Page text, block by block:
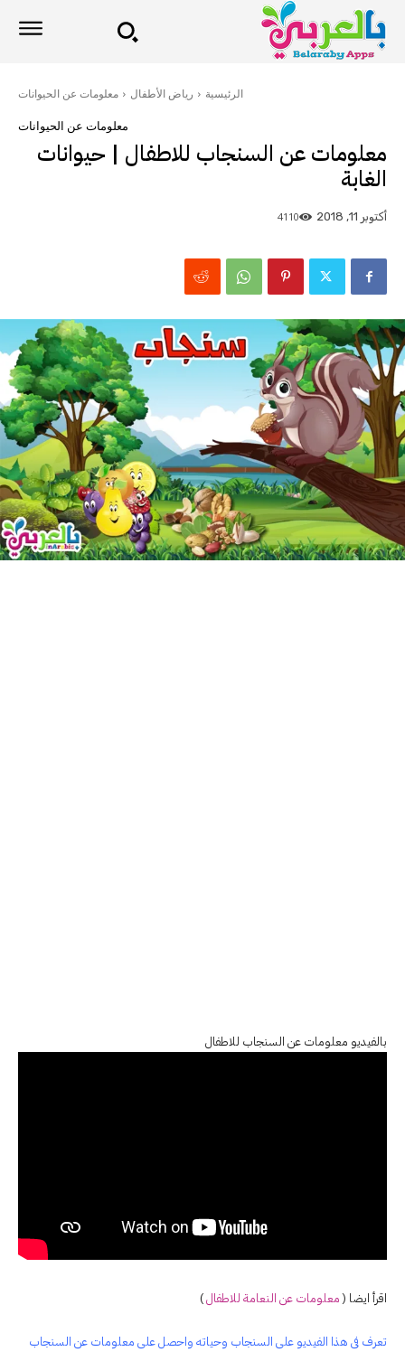
الرئيسية رياض الأطفال معلومات عن الحيوانات
معلومات عن الحيوانات
معلومات عن السنجاب للاطفال | حيوانات
الغابة
أكتوبر 11, 2018 4110
بالفيديو معلومات عن السنجاب للاطفال
اقرأ ايضا (معلومات عن النعامة للاطفال)
تعرف فى هذا الفيديو على السنجاب وحياته واحصل على معلومات عن السنجاب